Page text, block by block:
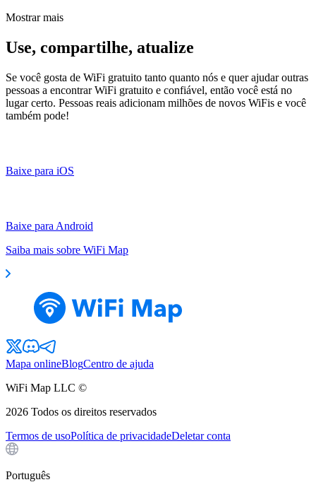
Mostrar mais
Use, compartilhe, atualize
Se você gosta de WiFi gratuito tanto quanto nós e quer ajudar outras
pessoas a encontrar WiFi gratuito e confiável, então você está no
lugar certo. Pessoas reais adicionam milhões de novos WiFis e você
também pode!
Baixe para iOS
Baixe para Android
Saiba mais sobre WiFi Map
Mapa onlineBlogCentro de ajuda
WiFi Map LLC ©
2026 Todos os direitos reservados
Termos de usoPolítica de privacidadeDeletar conta
Português